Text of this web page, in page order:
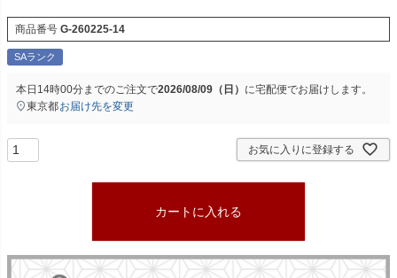
商品番号 G-260225-14
SAランク
本日 14時00分までのご注文で2026/08/09（日） に宅配便でお届けします。
東京都お届け先を変更
お気に入りに登録する
カートに入れる